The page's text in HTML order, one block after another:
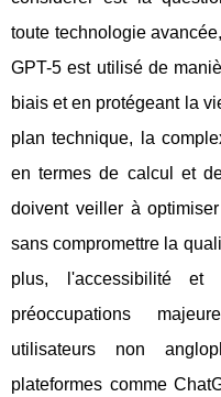
toute technologie
GPT-5 est utilisé de
biais et en protégeant la
plan technique, la
en termes de calcul et
doivent veiller à
sans compromettre la
plus, l'accessibilité et
préoccupations
utilisateurs non
plateformes comme